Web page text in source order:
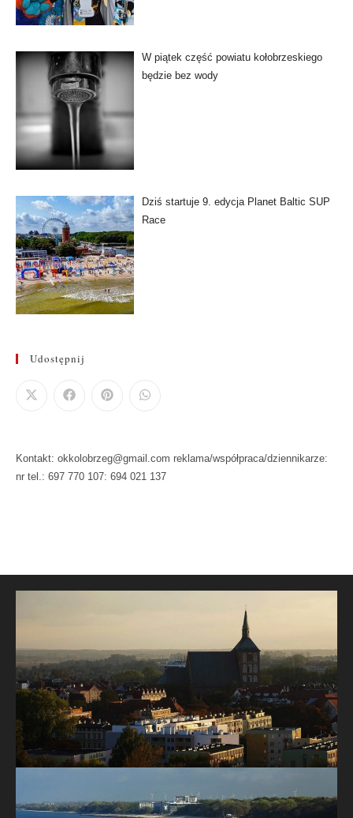
W piątek część powiatu kołobrzeskiego
będzie bez wody
Dziś startuje 9. edycja Planet Baltic SUP
Race
Udostępnij
Kontakt: okkolobrzeg@gmail.com reklama/współpraca/dziennikarze:
nr tel.: 697 770 107: 694 021 137